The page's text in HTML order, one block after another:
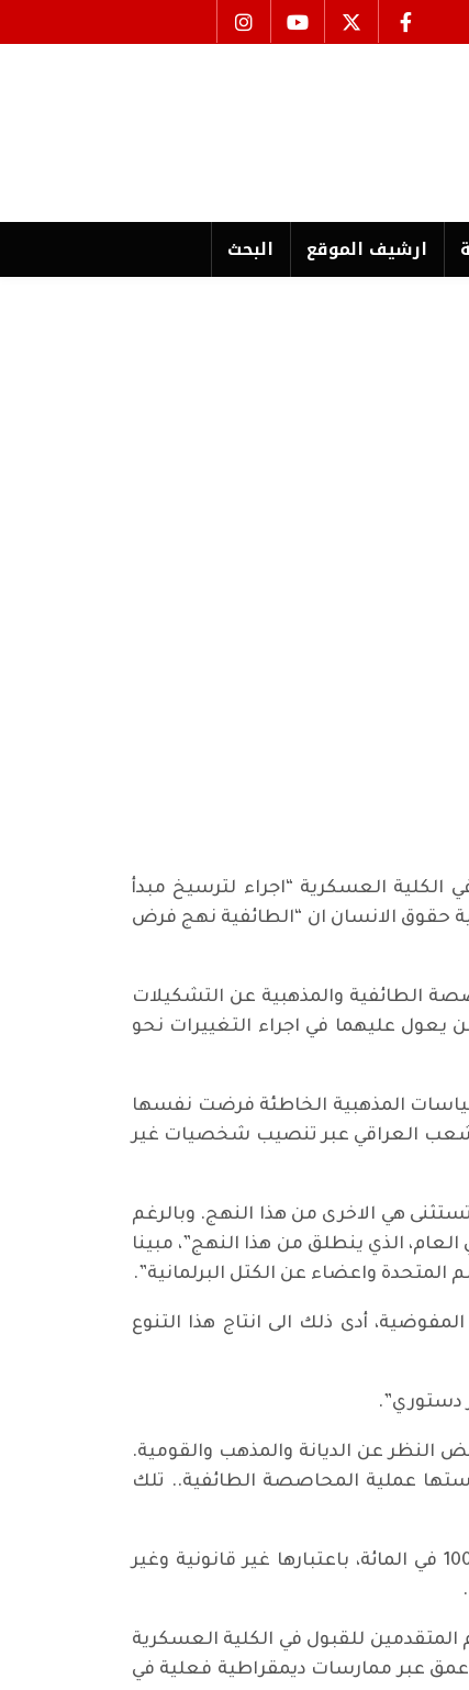
ارشیف الموقع البحث
العسكرية “اجراء لترسيخ مبدأ
حقوق الانسان ان “الطائفية نهج فرض
الطائفية والمذهبية عن التشكيلات
يعول عليهما في اجراء التغييرات نحو
المذهبية الخاطئة فرضت نفسها
الشعب العراقي عبر تنصيب شخصيات غير
هي الاخرى من هذا النهج. وبالرغم
الذي ينطلق من هذا النهج”، مبينا
واعضاء عن الكتل البرلمانية”.
أدى ذلك الى انتاج هذا التنوع
دستوري”.
متساوون بغض النظر عن الديانة والمذهب والقومية.
عملية المحاصصة الطائفية.. تلك
واشار ضياء الدين الى ان هذه الإجراءات المذهبية بالإمكان الطعن بها امام المحكمة الاتحادية، ونقضها 100 في المائة، باعتبارها غير قانونية وغير
المتقدمين للقبول في الكلية العسكرية
اعمق عبر ممارسات ديمقراطية فعلية في